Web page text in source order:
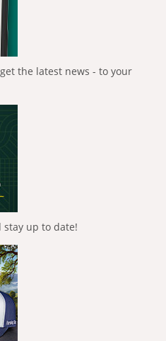
the latest news - to your
up to date!